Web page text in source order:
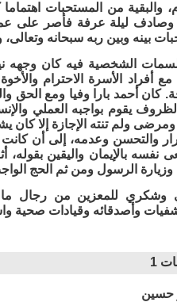
والبقية من المستحبات
وصادف ليلة عرفة فأصر على
بينه وبين ربه سبحانه وتعالى،
الشخصية فيه كان وجهه
مع أفراد الأسرة الاحترام
كان أحمد بارا وفيا ومع
يقوم بواجبه العملي
ومرضى ولم تنته الإجازة إلا كان
نفسه بالإيمان واليقين
الرسول ومن ثم الحج الواجب عام 1440، ومن ثم الزواج وعمره
وشكري للمعزين من رجال
وأصدقائه وقيادات صحية
1
حسين